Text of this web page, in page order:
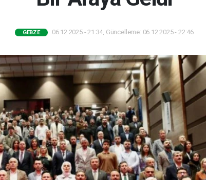
GEBZE 06.12.2025 - 21:34, Güncelleme: 06.12.2025 - 22:46